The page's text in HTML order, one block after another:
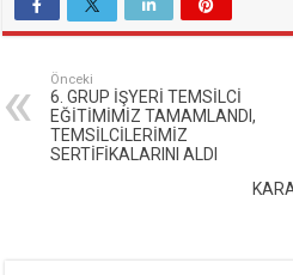
Önceki
6. GRUP İŞYERİ TEMSİLCİ
EĞİTİMİMİZ TAMAMLANDI,
TEMSİLCİLERİMİZ
SERTİFİKALARINI ALDI